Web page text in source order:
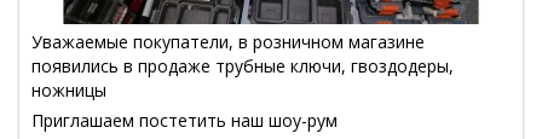
Уважаемые покупатели, в розничном магазине
появились в продаже трубные ключи, гвоздодеры,
ножницы
Приглашаем постетить наш шоу-рум